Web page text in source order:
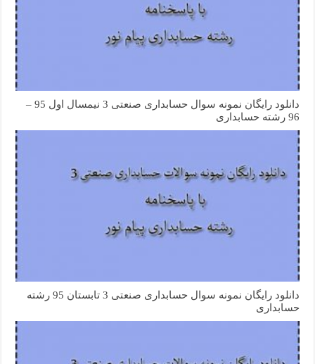
دانلود رایگان نمونه سوال حسابداری صنعتی 3 نیمسال اول 95 –
96 رشته حسابداری
دانلود رایگان نمونه سوال حسابداری صنعتی 3 تابستان 95 رشته
حسابداری